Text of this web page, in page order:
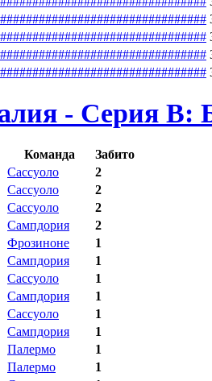
################################
################################
################################
################################
- Серия В:
Команда
Забито
Сассуоло
2
Сассуоло
2
Сассуоло
2
Сампдория
2
Фрозиноне
1
Сампдория
1
Сассуоло
1
Сампдория
1
Сассуоло
1
Сампдория
1
Палермо
1
Палермо
1